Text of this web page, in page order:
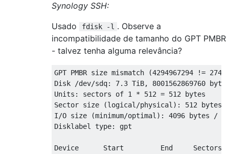
Synology SSH:
Usado
fdisk -l . Observe a
incompatibilidade de tamanho do GPT PMBR
- talvez tenha alguma relevância?
GPT PMBR size mismatch (4294967294 !=
Disk /dev/sdq: 7.3 TiB, 8001562869760
Units: sectors of 1 * 512 = 512 bytes
Sector size (logical/physical): 512 bytes /
I/O size (minimum/optimal): 4096 bytes /
Disklabel type: gpt
Device      Start         End     Sectors